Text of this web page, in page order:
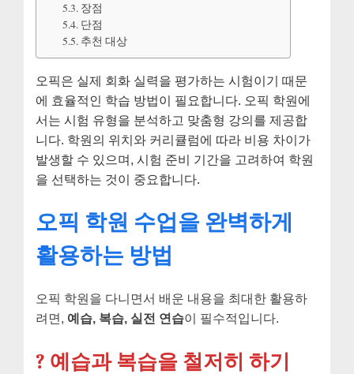
장점
단점
추천 대상
오픽은 실제 회화 실력을 평가하는 시험이기 때문
에 효율적인 학습 방법이 필요합니다. 오픽 학원에
서는 시험 유형을 분석하고 맞춤형 강의를 제공합
니다. 학원의 위치와 커리큘럼에 따라 비용 차이가
발생할 수 있으며, 시험 준비 기간을 고려하여 학원
을 선택하는 것이 중요합니다.
오픽 학원 수업을 완벽하게
활용하는 방법
오픽 학원을 다니면서 배운 내용을 최대한 활용하
려면, 예습, 복습, 실전 연습이 필수적입니다.
? 예습과 복습을 철저히 하기